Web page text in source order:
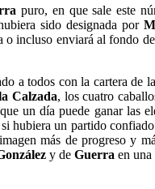
puro, en que sale este
sido designada por
enviará al fondo
a todos con la cartera de
Calzada, los cuatro
un día puede ganar las
hubiera un partido
más de progreso y
y deGuerra en una